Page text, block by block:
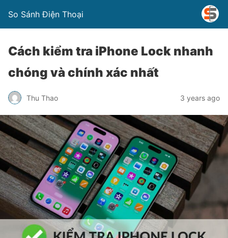
So Sánh Điện Thoại
Cách kiểm tra iPhone Lock nhanh
chóng và chính xác nhất
Thu Thao 3 years ago